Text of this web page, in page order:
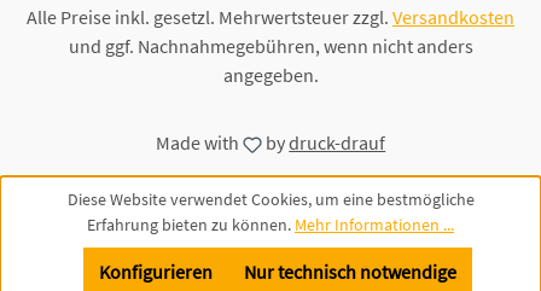
Alle Preise inkl. gesetzl. Mehrwertsteuer zzgl. Versandkosten
und ggf. Nachnahmegebühren, wenn nicht anders
angegeben.
Made with bydruck-drauf
Diese Website verwendet Cookies, um eine bestmögliche
Erfahrung bieten zu können. Mehr Informationen ...
Nur technisch notwendige
Konfigurieren